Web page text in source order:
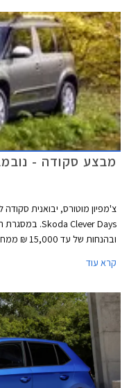
מבצע סקודה - נובמבר
צ'מפיון מוטורס, יבואנית
ובהנחות של עד 15,000 ₪ ממחיר המחירון.
קרא עוד